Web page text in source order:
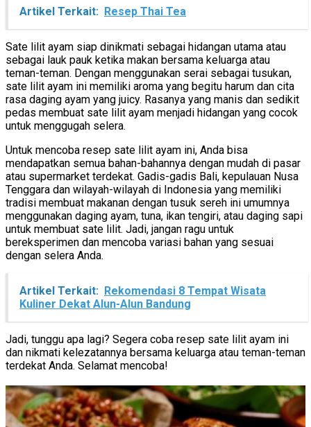
Artikel Terkait: Resep Thai Tea
Sate lilit ayam siap dinikmati sebagai hidangan utama atau
sebagai lauk pauk ketika makan bersama keluarga atau
teman-teman. Dengan menggunakan serai sebagai tusukan,
sate lilit ayam ini memiliki aroma yang begitu harum dan cita
rasa daging ayam yang juicy. Rasanya yang manis dan sedikit
pedas membuat sate lilit ayam menjadi hidangan yang cocok
untuk menggugah selera.
Untuk mencoba resep sate lilit ayam ini, Anda bisa
mendapatkan semua bahan-bahannya dengan mudah di pasar
atau supermarket terdekat. Gadis-gadis Bali, kepulauan Nusa
Tenggara dan wilayah-wilayah di Indonesia yang memiliki
tradisi membuat makanan dengan tusuk sereh ini umumnya
menggunakan daging ayam, tuna, ikan tengiri, atau daging sapi
untuk membuat sate lilit. Jadi, jangan ragu untuk
bereksperimen dan mencoba variasi bahan yang sesuai
dengan selera Anda.
Artikel Terkait: Rekomendasi 8 Tempat Wisata
Kuliner Dekat Alun-Alun Bandung
Jadi, tunggu apa lagi? Segera coba resep sate lilit ayam ini
dan nikmati kelezatannya bersama keluarga atau teman-teman
terdekat Anda. Selamat mencoba!